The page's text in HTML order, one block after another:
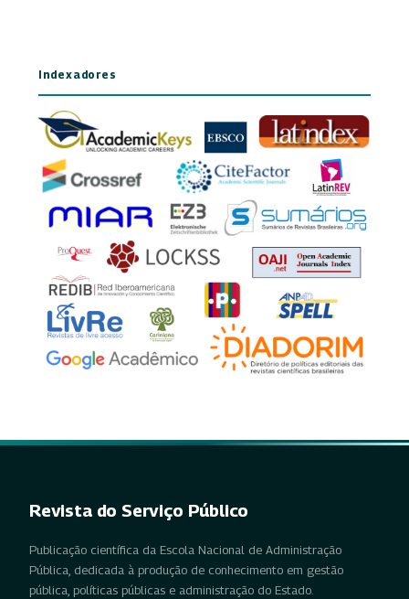
Indexadores
Revista do Serviço Público
Publicação científica da Escola Nacional de Administração
Pública, dedicada à produção de conhecimento em gestão
pública, políticas públicas e administração do Estado.